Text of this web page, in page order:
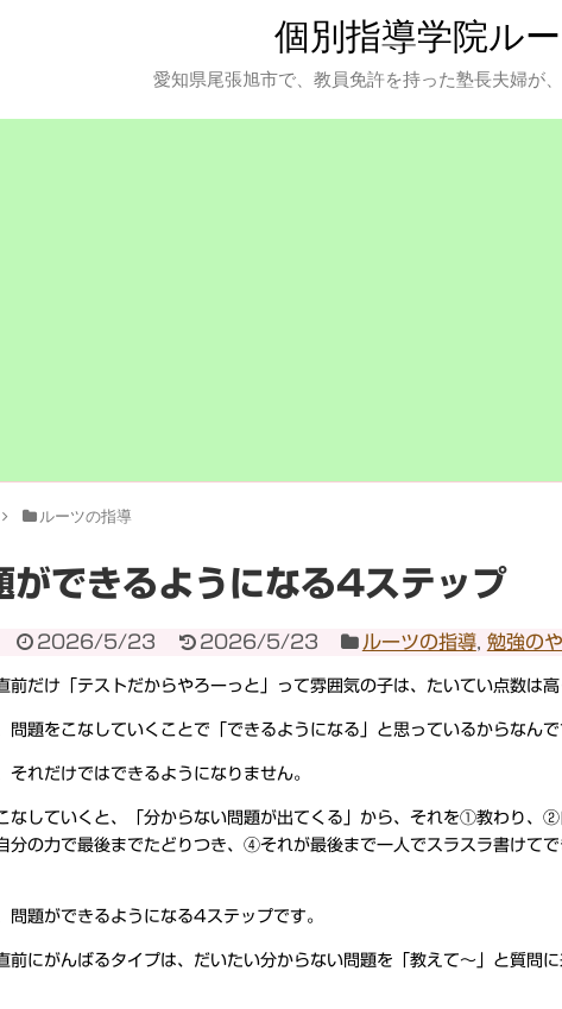
個別指導学院ル
愛知県尾張旭市で、教員免許を持った塾長夫婦が
ルーツの指導
ができるようになる4ステップ
2026/5/23 2026/5/23 ルーツの指導, 勉強の
前だけ「テストだからやろーっと」って雰囲気の子は、たいてい点数は高
問題をこなしていくことで「できるようになる」と思っているからなんで
それだけではできるようになりません。
なしていくと、「分からない問題が出てくる」から、それを①教わり、②
分の力で最後までたどりつき、④それが最後まで一人でスラスラ書けてで
問題ができるようになる4ステップです。
前にがんばるタイプは、だいたい分からない問題を「教えて～」と質問